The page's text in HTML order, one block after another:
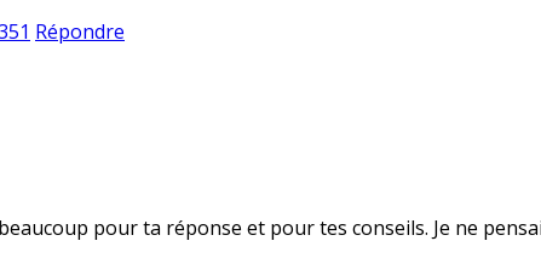
Répondre
pour ta réponse et pour tes conseils. Je ne